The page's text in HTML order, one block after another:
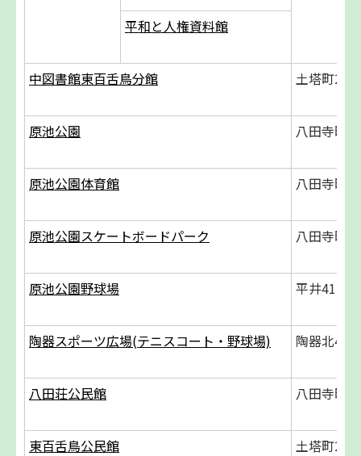
平和と人権資料館
中図書館東百舌鳥分館 土塔町
原池公園 八田寺町
原池公園体育館 八田寺町
原池公園スケートボードパーク 八田寺町
原池公園野球場 平井411
陶器スポーツ広場(テニスコート・野球場) 陶器北434
八田荘公民館 八田寺町
東百舌鳥公民館 土塔町